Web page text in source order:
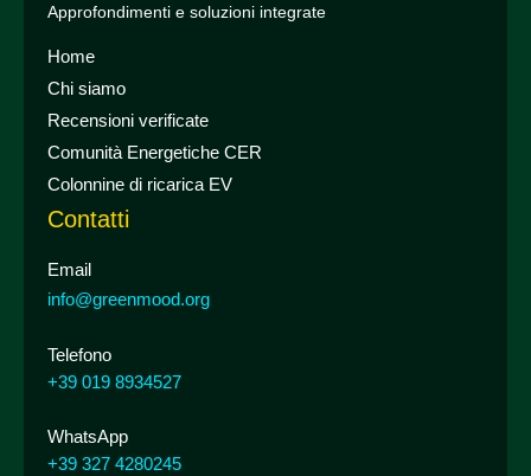
Approfondimenti e soluzioni integrate
Home
Chi siamo
Recensioni verificate
Comunità Energetiche CER
Colonnine di ricarica EV
Contatti
Email
info@greenmood.org
Telefono
+39 019 8934527
WhatsApp
+39 327 4280245